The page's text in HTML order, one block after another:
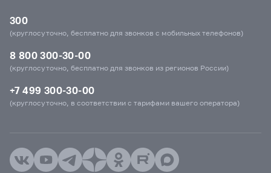
300
(круглосуточно, бесплатно для звонков с мобильных телефонов)
8 800 300-30-00
(круглосуточно, бесплатно для звонков из регионов России)
+7 499 300-30-00
(круглосуточно, в соответствии с тарифами вашего оператора)